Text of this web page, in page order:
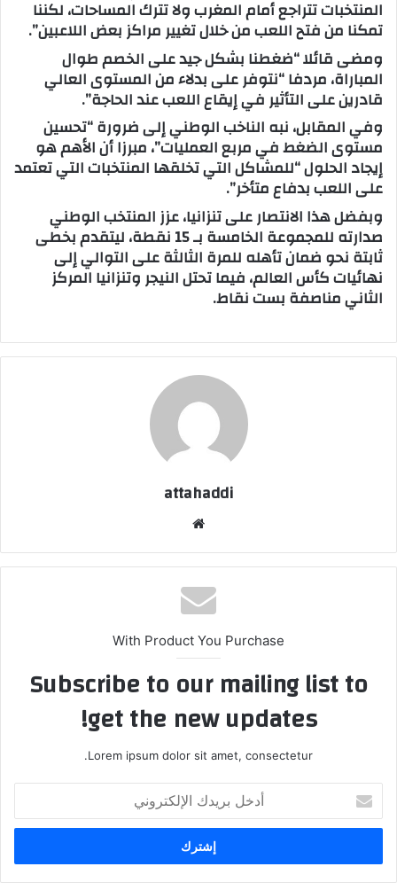
المنتخبات تتراجع أمام المغرب ولا تترك المساحات، لكننا
تمكنا من فتح اللعب من خلال تغيير مراكز بعض اللاعبين”.
ومضى قائلا “ضغطنا بشكل جيد على الخصم طوال
المباراة، مردفا “نتوفر على بدلاء من المستوى العالي
قادرين على التأثير في إيقاع اللعب عند الحاجة”.
وفي المقابل، نبه الناخب الوطني إلى ضرورة “تحسين
مستوى الضغط في مربع العمليات”، مبرزا أن الأهم هو
إيجاد الحلول “للمشاكل التي تخلقها المنتخبات التي تعتمد
على اللعب بدفاع متأخر”.
وبفضل هذا الانتصار على تنزانيا، عزز المنتخب الوطني
صدارته للمجموعة الخامسة بـ 15 نقطة، ليتقدم بخطى
ثابتة نحو ضمان تأهله للمرة الثالثة على التوالي إلى
نهائيات كأس العالم، فيما تحتل النيجر وتنزانيا المركز
الثاني مناصفة بست نقاط.
attahaddi
الوي
ب
With Product You Purchase
Subscribe to our mailing list to
get the new updates!
Lorem ipsum dolor sit amet, consectetur.
خ
ب
ر